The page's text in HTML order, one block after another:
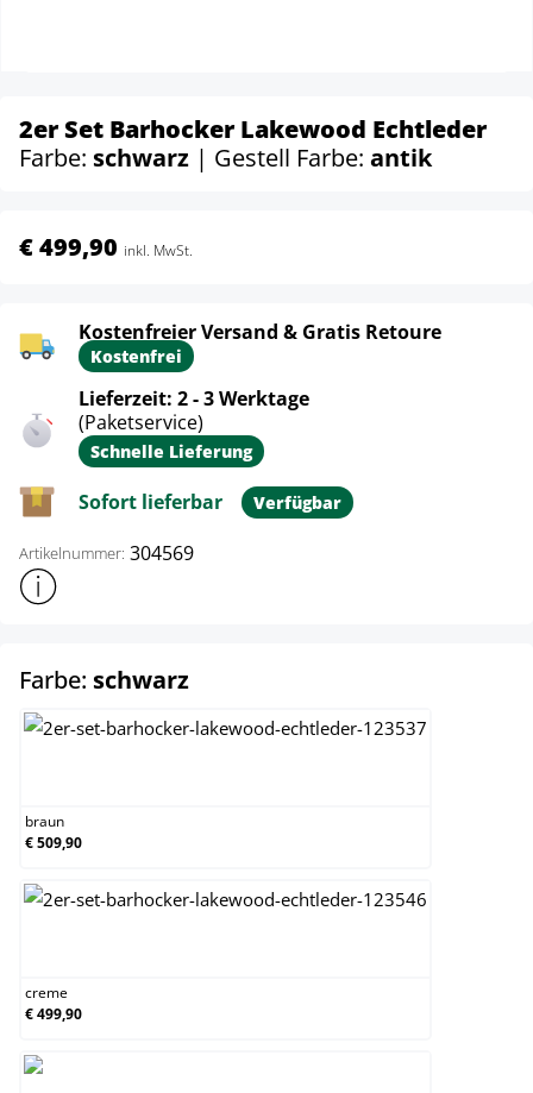
2er Set Barhocker Lakewood Echtleder
Farbe: schwarz | Gestell Farbe: antik
€ 499,90 inkl. MwSt.
Kostenfreier Versand & Gratis Retoure
Kostenfrei
Lieferzeit: 2 - 3 Werktage
(Paketservice)
Schnelle Lieferung
Sofort lieferbar Verfügbar
Artikelnummer: 304569
Weitere Produktinformationen anzeigen
Farbe: schwarzauswählen
braun
€ 509,90
creme
€ 499,90